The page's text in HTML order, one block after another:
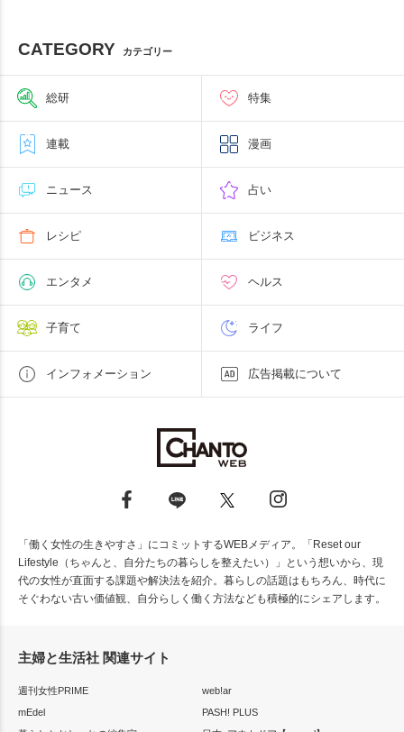
CATEGORY カテゴリー
総研 特集
連載 漫画
ニュース 占い
レシピ ビジネス
エンタメ ヘルス
子育て ライフ
インフォメーション 広告掲載について
「働く女性の生きやすさ」にコミットするWEBメディア。「Reset our
Lifestyle（ちゃんと、自分たちの暮らしを整えたい）」という想いから、現
代の女性が直面する課題や解決法を紹介。暮らしの話題はもちろん、時代に
そぐわない古い価値観、自分らしく働く方法なども積極的にシェアします。
主婦と生活社 関連サイト
週刊女性PRIME
web!ar
mEdel
PASH! PLUS